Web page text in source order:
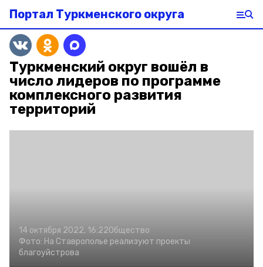
Портал Туркменского округа
Туркменский округ вошёл в
число лидеров по программе
комплексного развития
территорий
14 октября 2022, 16:22Общество
Фото: На Ставрополье реализуют проекты
благоуйстрова